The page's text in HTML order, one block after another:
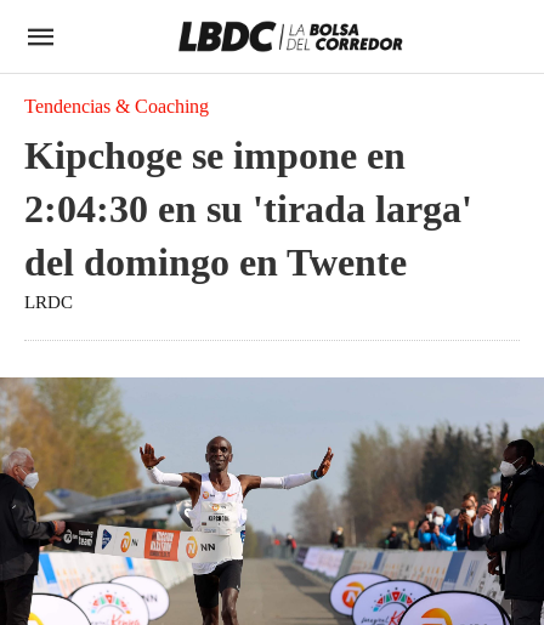
Tendencias & Coaching
Kipchoge se impone en
2:04:30 en su 'tirada larga'
del domingo en Twente
LRDC